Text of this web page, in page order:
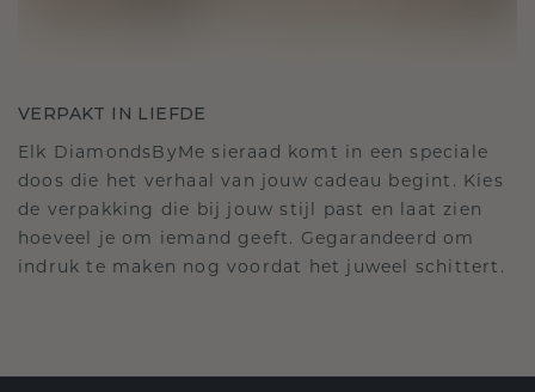
VERPAKT IN LIEFDE
Elk DiamondsByMe sieraad komt in een speciale
doos die het verhaal van jouw cadeau begint. Kies
de verpakking die bij jouw stijl past en laat zien
hoeveel je om iemand geeft. Gegarandeerd om
indruk te maken nog voordat het juweel schittert.